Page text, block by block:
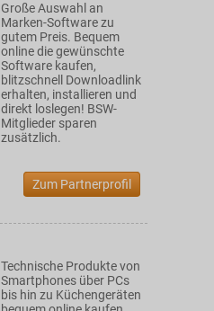
Große Auswahl an
Marken-Software zu
gutem Preis. Bequem
online die gewünschte
Software kaufen,
blitzschnell Downloadlink
erhalten, installieren und
direkt loslegen! BSW-
Mitglieder sparen
zusätzlich.
Zum Partnerprofil
Technische Produkte von
Smartphones über PCs
bis hin zu Küchengeräten